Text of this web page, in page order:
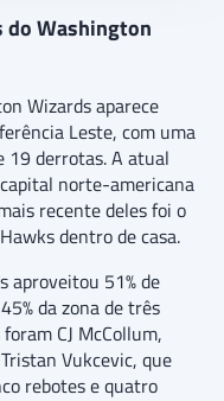
Washington
Wizards aparece
Leste, com uma
19 derrotas. A atual
norte-americana
recente deles foi o
dentro de casa.
aproveitou 51% de
da zona de três
CJ McCollum,
Vukcevic, que
rebotes e quatro